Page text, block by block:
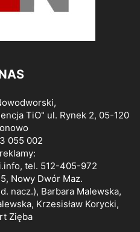
TiO" ul. Rynek 2, 05-120
055 002
, tel. 512-405-972
Nowy Dwór Maz.
nacz.), Barbara Malewska,
Krzesisław Korycki,
Zięba